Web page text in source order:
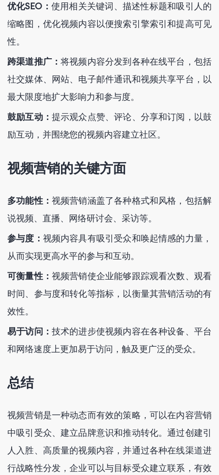
优化SEO： 使用相关关键词、描述性标题和吸引人的
缩略图，优化视频内容以便搜索引擎索引和提高可见
性。
跨渠道推广：将视频内容分发到各种在线平台，包括
社交媒体、网站、电子邮件通讯和视频共享平台，以
最大限度地扩大影响力和参与度。
鼓励互动： 提示观众点赞、评论、分享和订阅，以鼓
励互动，并围绕您的视频内容建立社区。
视频营销的关键方面
多功能性： 视频营销涵盖了各种格式和风格，包括解
说视频、直播、网络研讨会、采访等。
参与度： 视频内容具有吸引受众和唤起情感的力量，
从而实现更高水平的参与和互动。
可衡量性： 视频营销使企业能够跟踪观看次数、观看
时间、参与度和转化等指标，以衡量其营销活动的有
效性。
易于访问： 技术的进步使视频内容在各种设备、平台
和网络速度上更加易于访问，触及更广泛的受众。
总结
视频营销是一种动态而有效的策略，可以在内容营销
中吸引受众、建立品牌意识和推动转化。通过创建引
人入胜、高质量的视频内容，并通过各种在线渠道进
行战略性分发，企业可以与目标受众建立联系，有效